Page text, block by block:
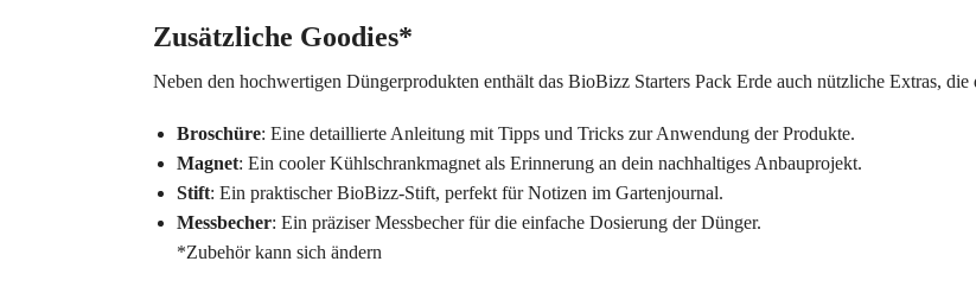
Zusätzliche Goodies*
Neben den hochwertigen Düngerprodukten enthält das BioBizz Starters Pack Erde auch nützliche Extras, die
Broschüre: Eine detaillierte Anleitung mit Tipps und Tricks zur Anwendung der Produkte.
Magnet: Ein cooler Kühlschrankmagnet als Erinnerung an dein nachhaltiges Anbauprojekt.
Stift: Ein praktischer BioBizz-Stift, perfekt für Notizen im Gartenjournal.
Messbecher: Ein präziser Messbecher für die einfache Dosierung der Dünger.
*Zubehör kann sich ändern